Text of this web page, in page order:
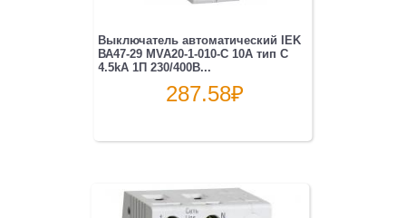
Выключатель автоматический IEK
ВА47-29 MVA20-1-010-C 10A тип C
4.5kA 1П 230/400В...
287.58₽